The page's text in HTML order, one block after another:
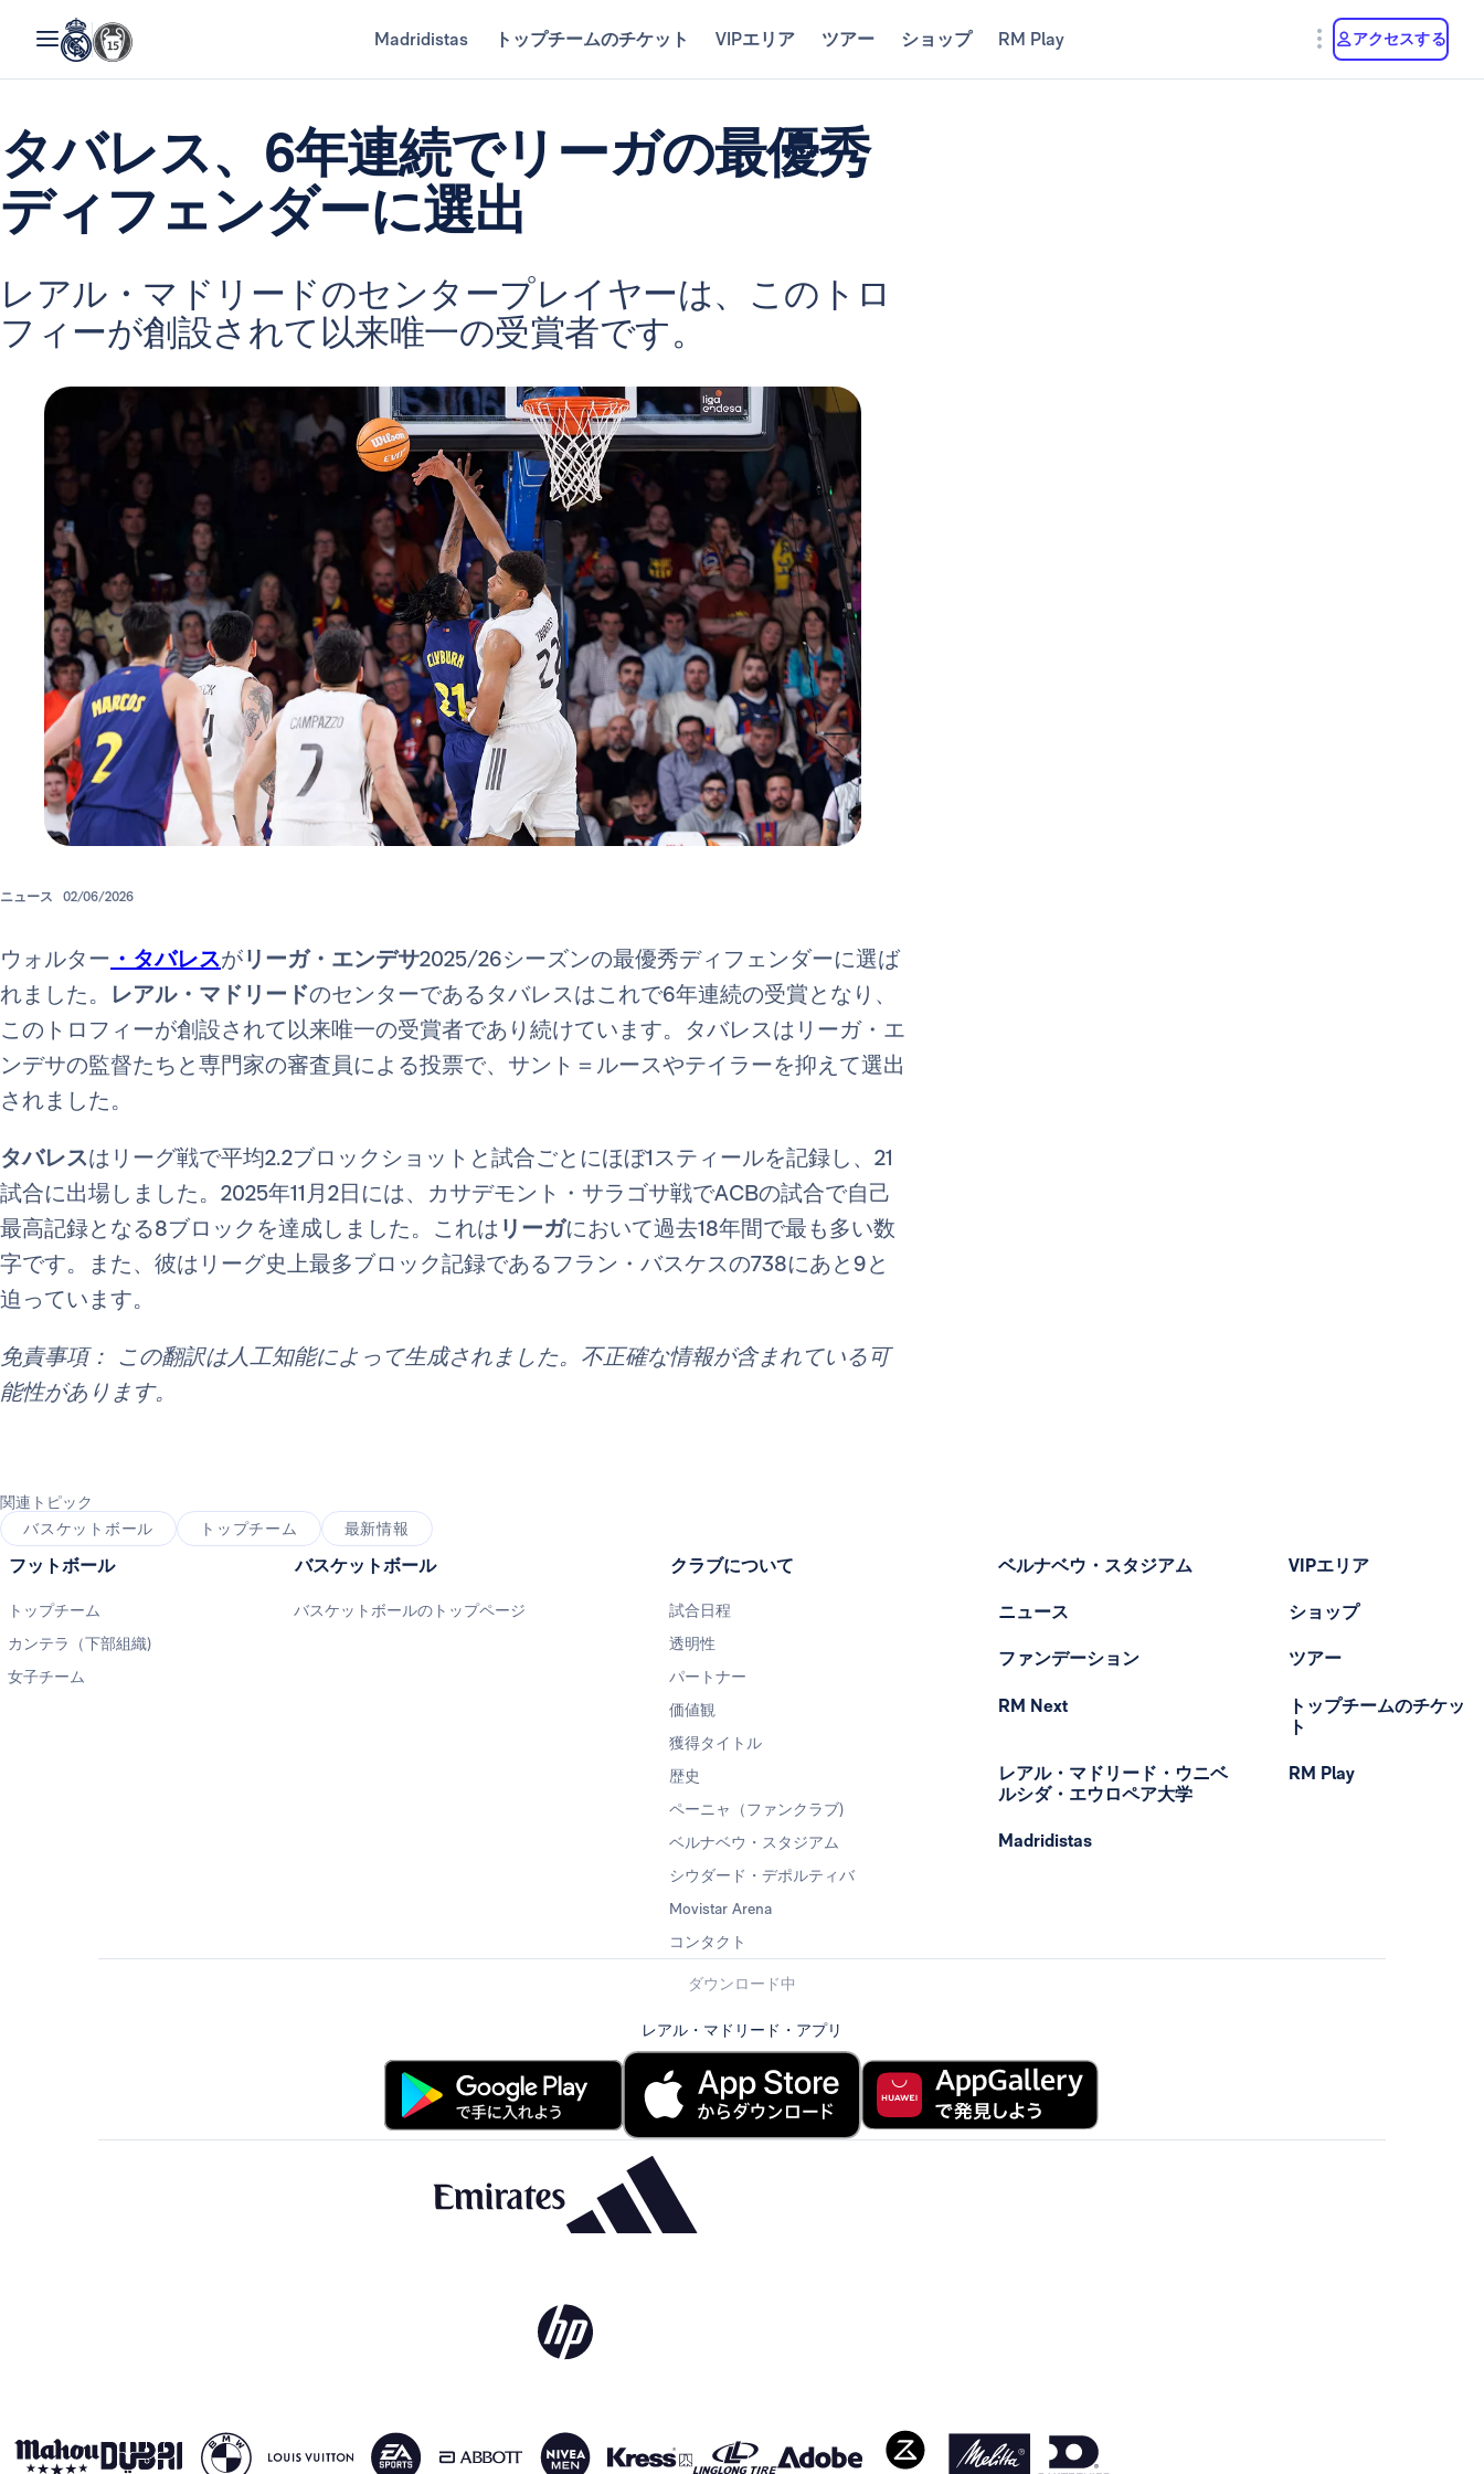
Madridistas トップチームのチケット VIPエリア ツアー ショップ RM Play アクセスする
タバレス、6年連続でリーガの最優秀
ディフェンダーに選出
レアル・マドリードのセンタープレイヤーは、このトロ
フィーが創設されて以来唯一の受賞者です。
ニュース 02/06/2026
ウォルター ・タバレスがリーガ・エンデサ2025/26シーズンの最優秀ディフェンダーに選ば
れました。
レアル・マドリードのセンターであるタバレスはこれで6年連続の受賞となり、
このトロフィーが創設されて以来唯一の受賞者であり続けています。タバレスはリーガ・エ
ンデサの監督たちと専門家の審査員による投票で、サント＝ルースやテイラーを抑えて選出
されました。
タバレスはリーグ戦で平均2.2ブロックショットと試合ごとにほぼ1スティールを記録し、21
試合に出場しました。2025年11月2日には、カサデモント・サラゴサ戦でACBの試合で自己
最高記録となる8ブロックを達成しました。これは リーガにおいて過去18年間で最も多い数
字です。また、彼はリーグ史上最多ブロック記録であるフラン・バスケスの738にあと9と
迫っています。
免責事項： この翻訳は人工知能によって生成されました。不正確な情報が含まれている可
能性があります。
関連トピック
バスケットボール
トップチーム 最新情報
フットボール
トップチーム
カンテラ（下部組織)
女子チーム
バスケットボール
バスケットボールのトップページ
クラブについて
試合日程
透明性
パートナー
価値観
獲得タイトル
歴史
ペーニャ（ファンクラブ)
ベルナベウ・スタジアム
シウダード・デポルティバ
Movistar Arena
コンタクト
ベルナベウ・スタジアム
ニュース
ファンデーション
RM Next
レアル・マドリード・ウニベ
ルシダ・エウロペア大学
Madridistas
VIPエリア
ショップ
ツアー
トップチームのチケッ
ト
RM Play
ダウンロード中
レアル・マドリード・アプリ